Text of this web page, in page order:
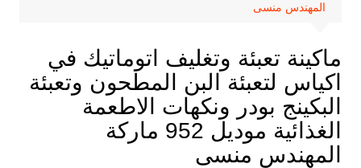
المهندس منسى
ماكينة تعبئة وتغليف اتوماتيك في
اكياس لتعبئة البن المطحون وتعبئة
البكينج بودر ونكهات الاطعمة
الغذائية موديل 952 ماركة
المهندس منسى